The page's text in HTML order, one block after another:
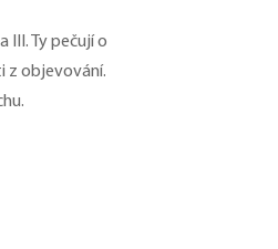
III. Ty pečují o
z objevování.